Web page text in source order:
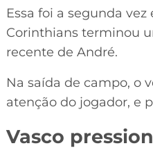
Essa foi a segunda
Corinthians terminou
recente de André.
Na saída de campo, o
atenção do jogador, e
Vasco